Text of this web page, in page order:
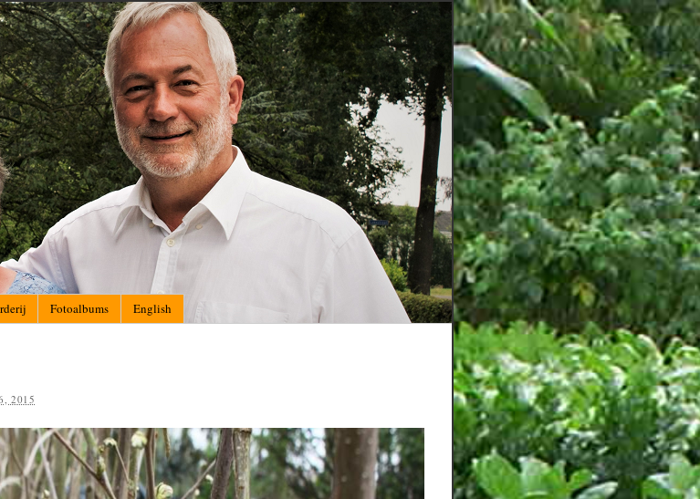
Fotoalbums English
2015